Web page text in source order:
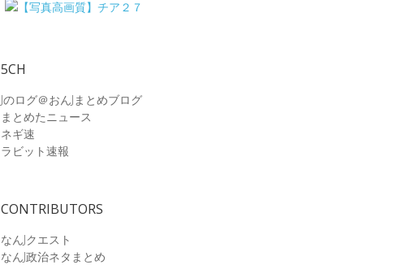
5CH
Jのログ＠おんJまとめブログ
まとめたニュース
ネギ速
ラビット速報
CONTRIBUTORS
なんJクエスト
なんJ政治ネタまとめ